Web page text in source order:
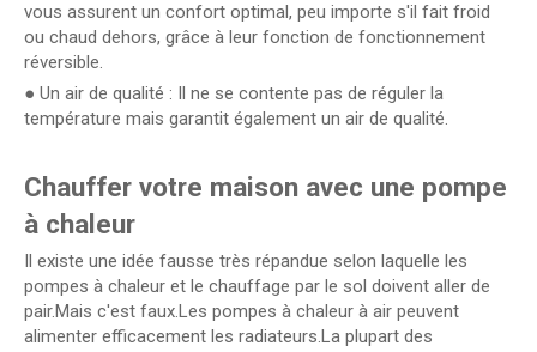
vous assurent un confort optimal, peu importe s'il fait froid
ou chaud dehors, grâce à leur fonction de fonctionnement
réversible.
● Un air de qualité : Il ne se contente pas de réguler la
température mais garantit également un air de qualité.
Chauffer votre maison avec une pompe
à chaleur
Il existe une idée fausse très répandue selon laquelle les
pompes à chaleur et le chauffage par le sol doivent aller de
pair.Mais c'est faux.Les pompes à chaleur à air peuvent
alimenter efficacement les radiateurs.La plupart des